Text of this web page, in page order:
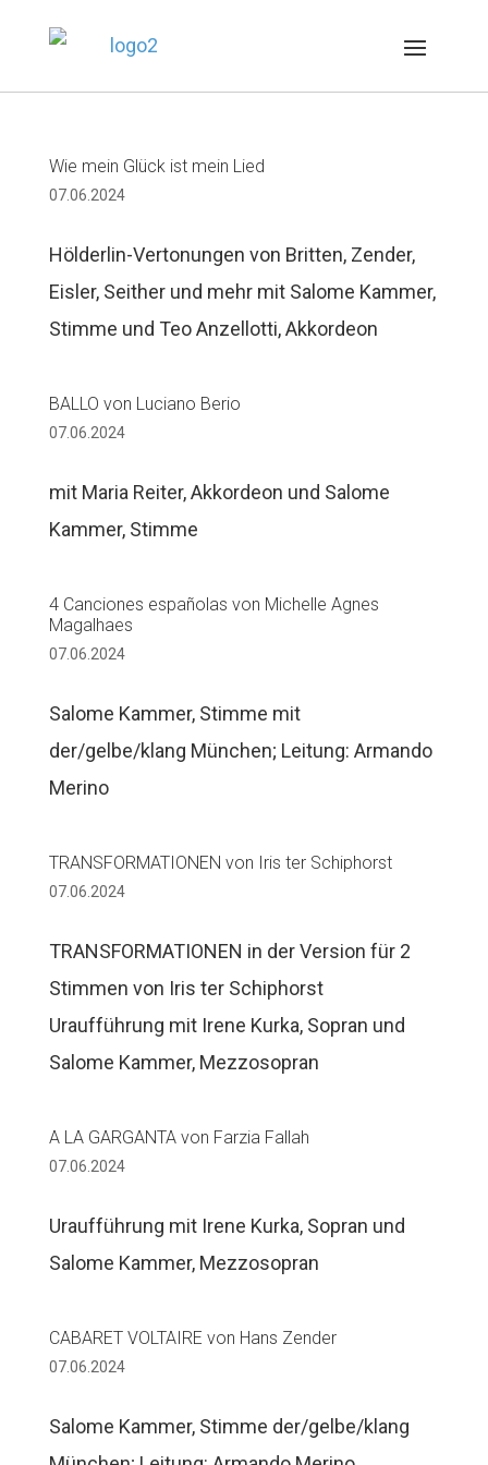
Wie mein Glück ist mein Lied
07.06.2024
Hölderlin-Vertonungen von Britten, Zender,
Eisler, Seither und mehr mit Salome Kammer,
Stimme und Teo Anzellotti, Akkordeon
BALLO von Luciano Berio
07.06.2024
mit Maria Reiter, Akkordeon und Salome
Kammer, Stimme
4 Canciones españolas von Michelle Agnes
Magalhaes
07.06.2024
Salome Kammer, Stimme mit
der/gelbe/klang München; Leitung: Armando
Merino
TRANSFORMATIONEN von Iris ter Schiphorst
07.06.2024
TRANSFORMATIONEN in der Version für 2
Stimmen von Iris ter Schiphorst
Uraufführung mit Irene Kurka, Sopran und
Salome Kammer, Mezzosopran
A LA GARGANTA von Farzia Fallah
07.06.2024
Uraufführung mit Irene Kurka, Sopran und
Salome Kammer, Mezzosopran
CABARET VOLTAIRE von Hans Zender
07.06.2024
Salome Kammer, Stimme der/gelbe/klang